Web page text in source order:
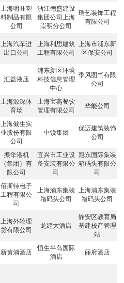
上海明旺塑
料制品有限
公司
浙江德盛建设
集团公司上海
崇明分公司
瑞艺装饰工程
有限公司
上海汽车进
出口公司
上海利思建筑
工程有限公司
上海市浦东新
区保安公司
汇益液压
浦东新区环境
科技信息管理
中心
季风图书有限
公司
上海源深体
育场
上海宝燕餐饮
管理有限公司
华能公司
上海健生实
业股份有限
公司
中锐集团
优迈建筑装饰
公司
振华港机
（集团）有
限公司
宜兴市工业设
备安装有限公
司
冠东国际集装
箱码头有限公
司
佰斯特电子
工程有限公
司
上海浦东集装
箱码头公司
上海浦东集装
箱码头公司
上海外轮理
货有限公司
龙建大酒店
静安区教育局
基建校产管理
站
新黄浦酒店
恒生半岛国际
酒店
丽府酒店